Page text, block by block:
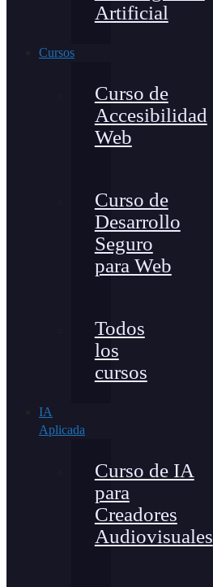
Artificial
Cursos
Curso de
Accesibilidad
Web
Curso de
Desarrollo
Seguro
para Web
Todos
los
cursos
IA
Aplicada
Curso de IA
para
Creadores
Audiovisuales